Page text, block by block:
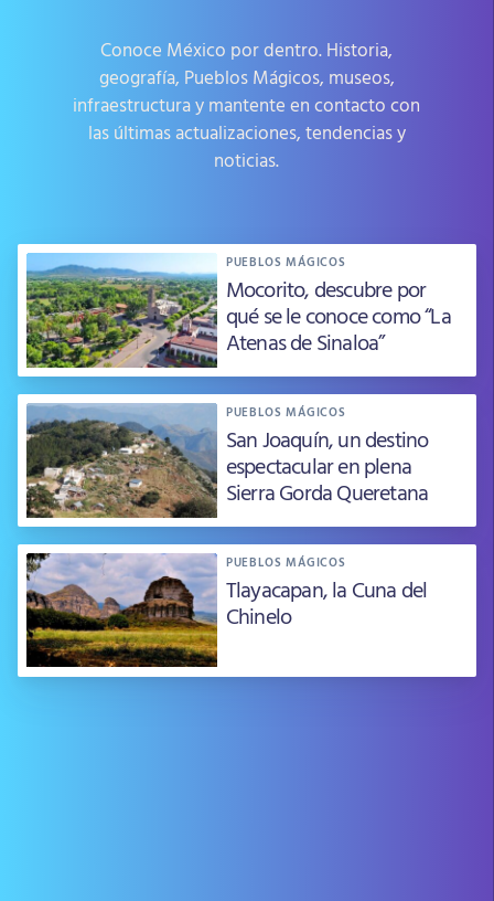
Conoce México por dentro. Historia,
geografía, Pueblos Mágicos, museos,
infraestructura y mantente en contacto con
las últimas actualizaciones, tendencias y
noticias.
PUEBLOS MÁGICOS
Mocorito, descubre por
qué se le conoce como “La
Atenas de Sinaloa”
PUEBLOS MÁGICOS
San Joaquín, un destino
espectacular en plena
Sierra Gorda Queretana
PUEBLOS MÁGICOS
Tlayacapan, la Cuna del
Chinelo